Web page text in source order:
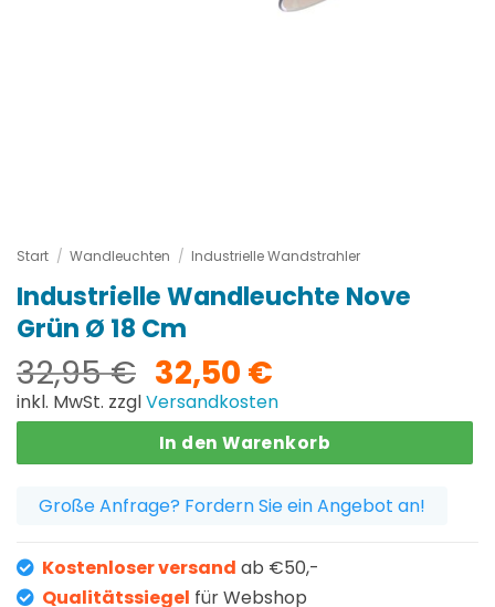
Start / Wandleuchten / Industrielle Wandstrahler
Industrielle Wandleuchte Nove
Grün Ø 18 Cm
32,95€ Ursprünglicher
Preis
war:
32,95 €
32,50 €Aktueller
Preis
ist:
32,50 €.
inkl. MwSt. zzglVersandkosten
In den Warenkorb
Große Anfrage? Fordern Sie ein Angebot an!
Kostenloser versand ab €50,-
Qualitätssiegel für Webshop